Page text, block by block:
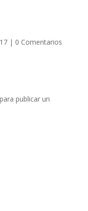
| 0 Comentarios
para publicar un